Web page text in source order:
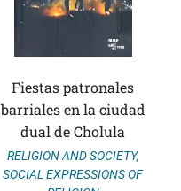
Fiestas patronales
barriales en la ciudad
dual de Cholula
RELIGION AND SOCIETY,
SOCIAL EXPRESSIONS OF